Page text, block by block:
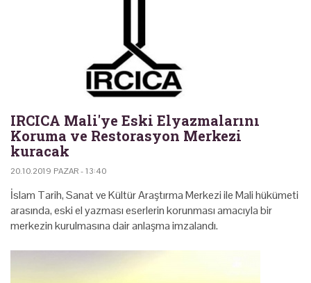
IRCICA Mali'ye Eski Elyazmalarını
Koruma ve Restorasyon Merkezi
kuracak
20.10.2019 PAZAR - 13:40
İslam Tarih, Sanat ve Kültür Araştırma Merkezi ile Mali hükümeti
arasında, eski el yazması eserlerin korunması amacıyla bir
merkezin kurulmasına dair anlaşma imzalandı.